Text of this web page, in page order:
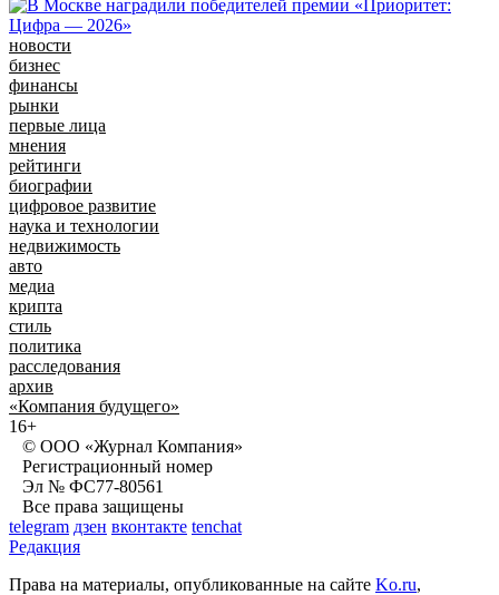
новости
бизнес
финансы
рынки
первые лица
мнения
рейтинги
биографии
цифровое развитие
наука и технологии
недвижимость
авто
медиа
крипта
стиль
политика
расследования
архив
«Компания будущего»
16+
© ООО «Журнал Компания»
Регистрационный номер
Эл № ФС77-80561
Все права защищены
telegram дзен вконтакте tenchat
Редакция
Права на материалы, опубликованные на сайте Ko.ru,